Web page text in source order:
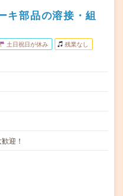
キ部品の溶接・組
土日祝日が休み 残業なし
迎！